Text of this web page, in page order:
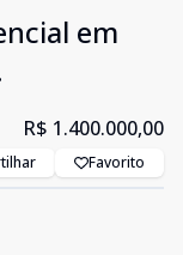
em
R$ 1.400.000,00
Favorito